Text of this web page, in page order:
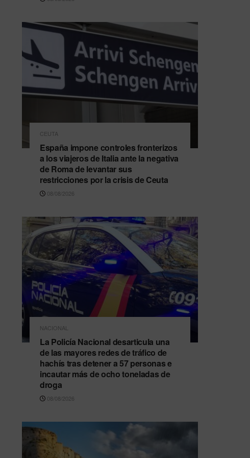
CEUTA
España impone controles fronterizos
a los viajeros de Italia ante la negativa
de Roma de levantar sus
restricciones por la crisis de Ceuta
08/08/2026
NACIONAL
La Policía Nacional desarticula una
de las mayores redes de tráfico de
hachís tras detener a 57 personas e
incautar más de ocho toneladas de
droga
08/08/2026